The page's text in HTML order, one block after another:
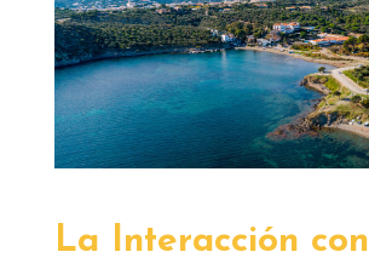
La Interacción con